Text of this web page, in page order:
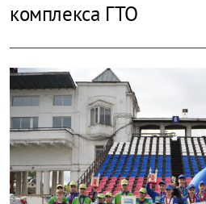
комплекса ГТО